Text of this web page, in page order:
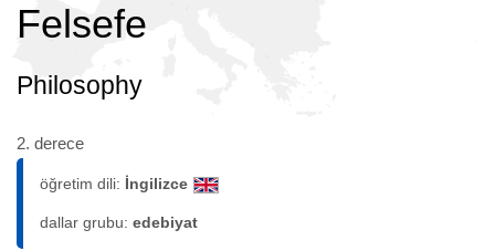
Felsefe
Philosophy
2. derece
öğretim dili: İngilizce
dallar grubu: edebiyat